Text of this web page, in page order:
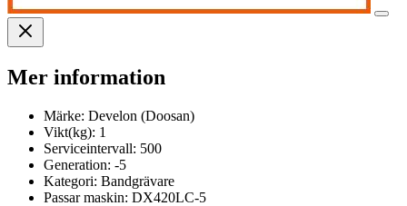
Mer information
Märke: Develon (Doosan)
Vikt(kg): 1
Serviceintervall: 500
Generation: -5
Kategori: Bandgrävare
Passar maskin: DX420LC-5